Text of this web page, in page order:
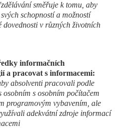
směřuje k tomu, aby
schopností a možností
dovednosti v různých životních
informačních
a pracovat s informacemi:
absolventi pracovali podle
osobním s osobním počítačem
programovým vybavením, ale
adekvátní zdroje informací